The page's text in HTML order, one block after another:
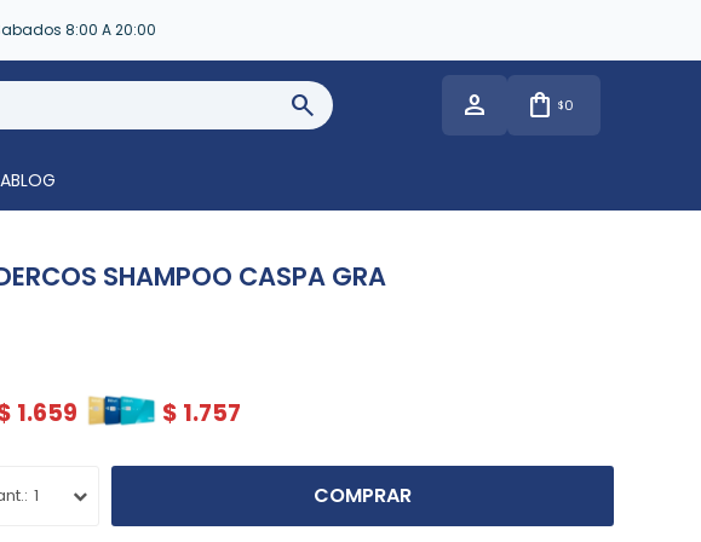
8:00 A 20:00
$0
BLOG
SHAMPOO CASPA GRA
1.659 $ 1.757
1 COMPRAR